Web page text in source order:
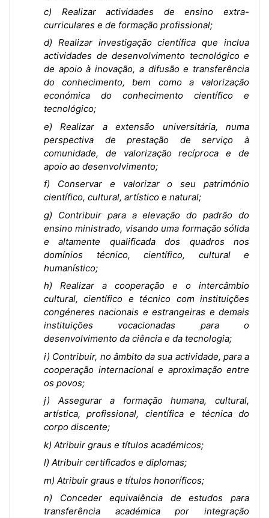
c) Realizar actividades de ensino extra-
curriculares e de formação profissional;
d) Realizar investigação científica que inclua
actividades de desenvolvimento tecnológico e
de apoio à inovação, a difusão e transferência
do conhecimento, bem como a valorização
económica do conhecimento científico e
tecnológico;
e) Realizar a extensão universitária, numa
perspectiva de prestação de serviço à
comunidade, de valorização recíproca e de
apoio ao desenvolvimento;
f) Conservar e valorizar o seu património
científico, cultural, artístico e natural;
g) Contribuir para a elevação do padrão do
ensino ministrado, visando uma formação sólida
e altamente qualificada dos quadros nos
domínios técnico, científico, cultural e
humanístico;
h) Realizar a cooperação e o intercâmbio
cultural, científico e técnico com instituições
congéneres nacionais e estrangeiras e demais
instituições vocacionadas para o
desenvolvimento da ciência e da tecnologia;
i) Contribuir, no âmbito da sua actividade, para a
cooperação internacional e aproximação entre
os povos;
j) Assegurar a formação humana, cultural,
artística, profissional, científica e técnica do
corpo discente;
k) Atribuir graus e títulos académicos;
l) Atribuir certificados e diplomas;
m) Atribuir graus e títulos honoríficos;
n) Conceder equivalência de estudos para
transferência académica por integração